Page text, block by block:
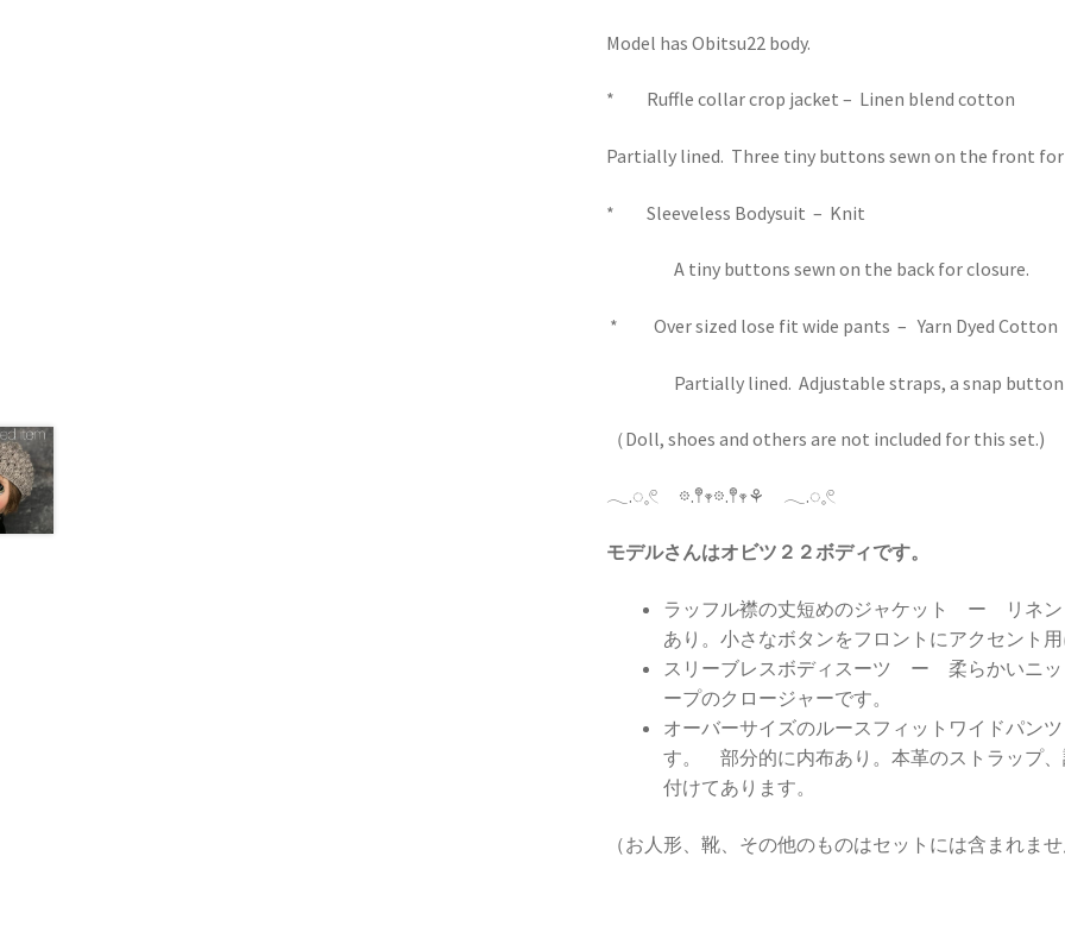
Model has Obitsu22 body.
* Ruffle collar crop jacket – Linen blend cotton
Partially lined. Three tiny buttons sewn on the front for
* Sleeveless Bodysuit – Knit
A tiny buttons sewn on the back for closure.
* Over sized lose fit wide pants – Yarn Dyed Cotton
Partially lined. Adjustable straps, a snap
（Doll, shoes and others are not included for this set.)
𓂃.◌𓈒𓏲 𖡼.𖤣𖥧𖡼.𖤣𖥧⚘ 𓂃.◌𓈒𓏲
モデルさんはオビツ２２ボディです。
ラッフル襟の丈短めのジャケット ー リネン
あり。小さなボタンをフロントにアクセント
スリーブレスボディスーツ ー 柔らかいニ
ープのクロージャーです。
オーバーサイズのルースフィットワイドパ
す。 部分的に内布あり。本革のストラップ
付けてあります。
（お人形、靴、その他のものはセットには含まれま